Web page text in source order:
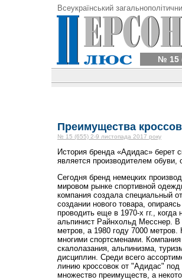
Всеукраїнський
№ 15
Преимущества
№ 15 (655) 2-9 листопада 2017 року
История бренда «Адидас» берет
является производителем
Сегодня бренд немецких
мировом рынке спортивной
компания создала специальный
создании нового товара,
проводить еще в 1970-х гг.,
альпинист Райнхольд Месснер.
метров, а 1980 году 7000
многими спортсменами.
скалолазания, альпинизма,
дисциплин. Среди всего
линию кроссовок от "Адидас"
множество преимуществ, а